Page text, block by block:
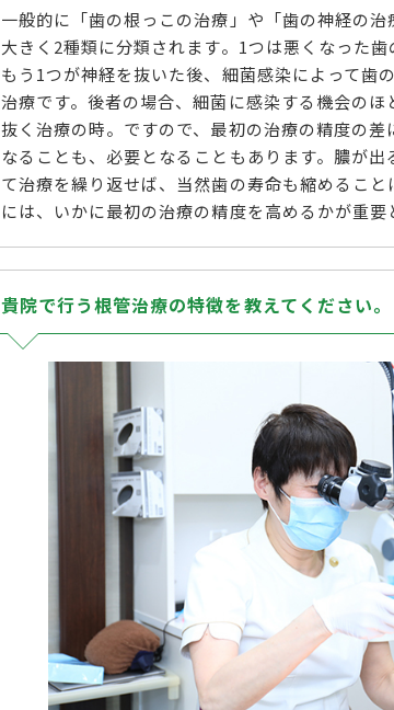
一般的に「歯の根っこの治療」や「歯の神経の治
大きく2種類に分類されます。1つは悪くなった
もう1つが神経を抜いた後、細菌感染によって歯
治療です。後者の場合、細菌に感染する機会のほ
抜く治療の時。ですので、最初の治療の精度の差
なることも、必要となることもあります。膿が
て治療を繰り返せば、当然歯の寿命も縮めるこ
には、いかに最初の治療の精度を高めるかが重要
貴院で行う根管治療の特徴を教えてください。